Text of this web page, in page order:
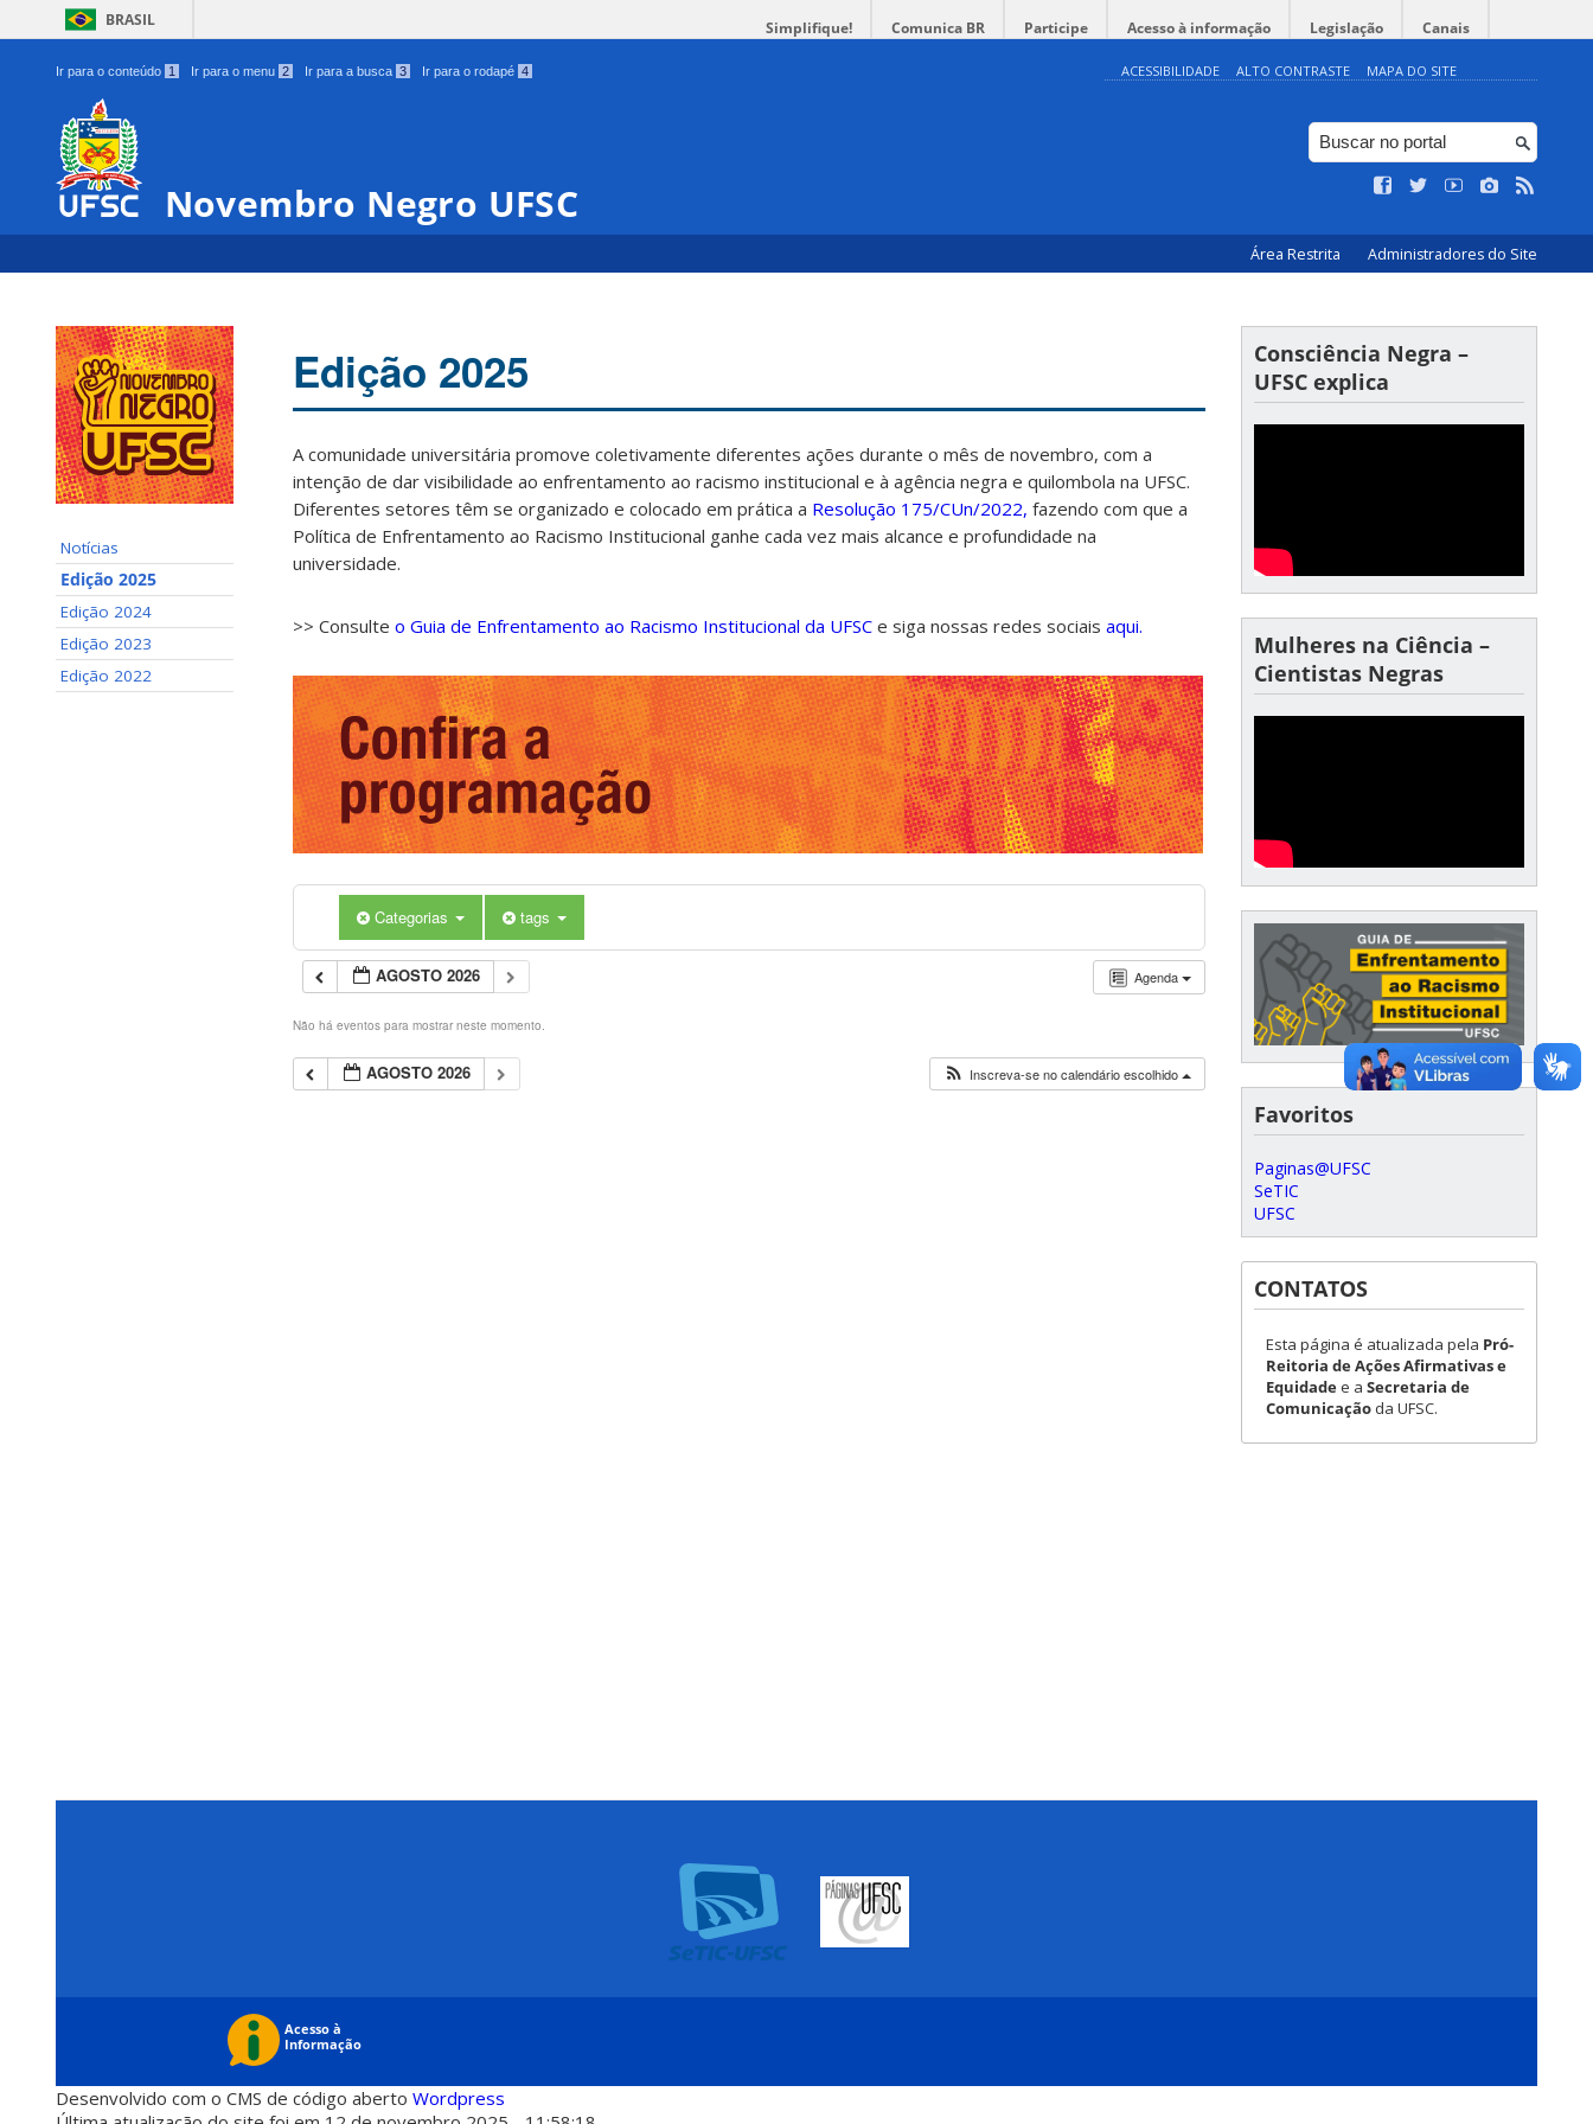
BRASIL Simplifique! Comunica BR Participe Acesso à informação Legislação Canais
Ir para o conteúdo 1 Ir para o menu 2 Ir para a busca 3 Ir para o rodapé 4 ACESSIBILIDADE ALTO CONTRASTE MAPA DO SITE
Novembro Negro UFSC
Área Restrita Administradores do Site
Notícias
Edição 2025
Edição 2024
Edição 2023
Edição 2022
Edição 2025
A comunidade universitária promove coletivamente diferentes ações durante o mês de novembro, com a
intenção de dar visibilidade ao enfrentamento ao racismo institucional e à agência negra e quilombola na UFSC.
Diferentes setores têm se organizado e colocado em prática a Resolução 175/CUn/2022, fazendo com que a
Política de Enfrentamento ao Racismo Institucional ganhe cada vez mais alcance e profundidade na
universidade.
>> Consulte o Guia de Enfrentamento ao Racismo Institucional da UFSC e siga nossas redes sociais aqui.
Categorias tags
Agenda
AGOSTO 2026
Não há eventos para mostrar neste momento.
AGOSTO 2026 Inscreva-se no calendário escolhido
Consciência Negra –
UFSC explica
Mulheres na Ciência –
Cientistas Negras
Favoritos
Paginas@UFSC
SeTIC
UFSC
CONTATOS
Esta página é atualizada pela Pró-
Reitoria de Ações Afirmativas e
Equidadee a Secretaria de
Comunicação da UFSC.
Desenvolvido com o CMS de código aberto Wordpress